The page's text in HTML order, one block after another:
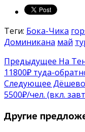
Теги: Бока-Чика
Доминикана май
Предыдущее На
11800₽ туда-
Следующее
5500₽/чел. (вкл.
Другие